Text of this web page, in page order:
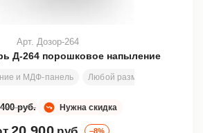
Д-264 порошковое напыление
и МДФ-панель Любой размер
Арт. Дозор-264
Нужна скидка
руб.
–8%